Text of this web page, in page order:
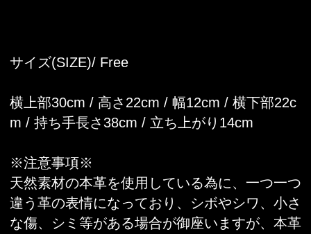
サイズ(SIZE)/ Free
横上部30cm / 高さ22cm / 幅12cm / 横下部22c
m / 持ち手長さ38cm / 立ち上がり14cm
※注意事項※
天然素材の本革を使用している為に、一つ一つ
違う革の表情になっており、シボやシワ、小さ
な傷、シミ等がある場合が御座いますが、本革